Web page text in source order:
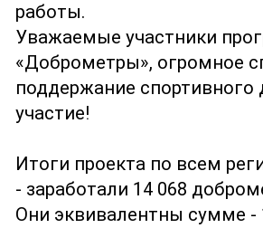
работы.
Уважаемые участники
«Доброметры», огромное
поддержание спортивного
участие!
Итоги проекта по всем
- заработали 14 068
Они эквивалентны сумме -